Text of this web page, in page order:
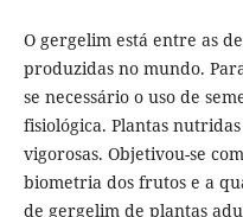
O gergelim está entre as
produzidas no mundo.
se necessário o uso de
fisiológica. Plantas
vigorosas. Objetivou-se
biometria dos frutos e a
de gergelim de plantas